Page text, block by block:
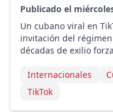
Publicado el
Un cubano viral en
invitación del
décadas de exilio
Internacionales
TikTok